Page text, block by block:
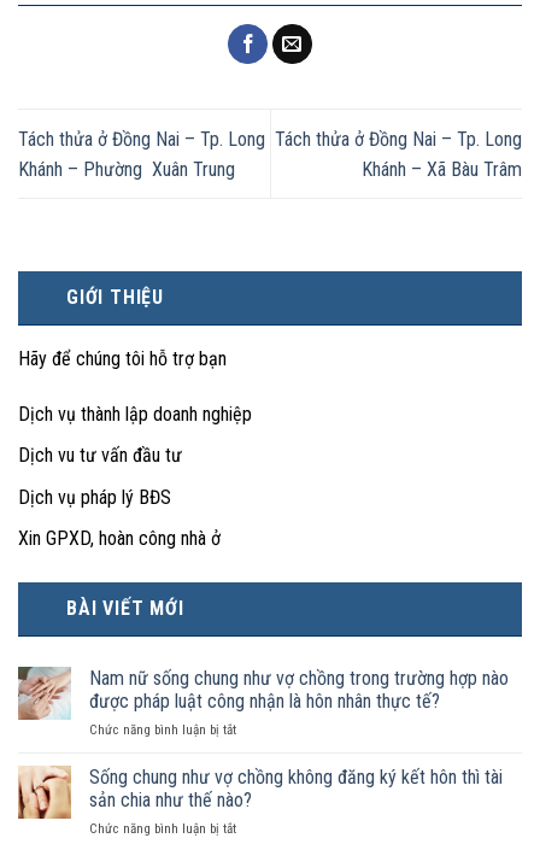
GIỚI THIỆU
Hãy để chúng tôi hỗ trợ bạn
Dịch vụ thành lập doanh nghiệp
Dịch vu tư vấn đầu tư
Dịch vụ pháp lý BĐS
Xin GPXD, hoàn công nhà ở
BÀI VIẾT MỚI
Nam nữ sống chung như vợ chồng trong trường hợp nào
được pháp luật công nhận là hôn nhân thực tế?
Chức năng bình luận bị tắtở
nữ
sống
chung
như
Sống chung như vợ chồng không đăng ký kết hôn thì tài
sản chia như thế nào?
Chức năng bình luận bị tắtở
Tách thửa ở Đồng Nai – Tp. Long
Khánh – Phường Xuân Trung
Tách thửa ở Đồng Nai – Tp. Long
Khánh – Xã Bàu Trâm